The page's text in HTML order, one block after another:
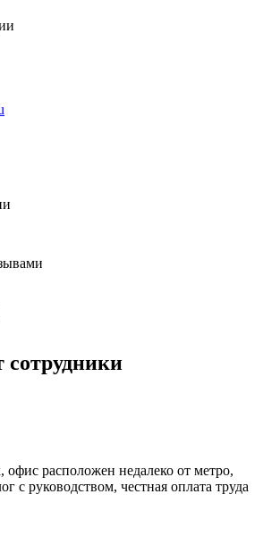
сотрудники
офис расположен недалеко от метро,
с руководством, честная оплата труда